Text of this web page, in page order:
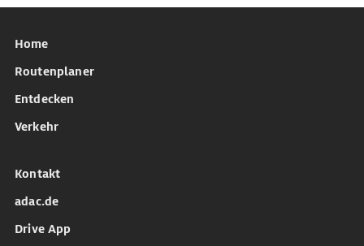
Home
Routenplaner
Entdecken
Verkehr
Kontakt
adac.de
Drive App